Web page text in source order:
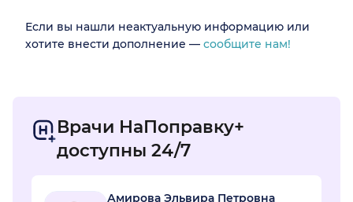
Если вы нашли неактуальную информацию или
хотите внести дополнение — сообщите нам!
Врачи НаПоправку+
доступны 24/7
Амирова Эльвира Петровна